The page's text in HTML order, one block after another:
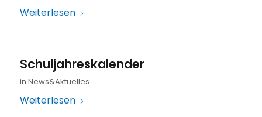
Weiterlesen
Schuljahreskalender
in News&Aktuelles
Weiterlesen